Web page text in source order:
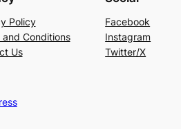
Policy
and Conditions
Us
Facebook
Instagram
Twitter/X